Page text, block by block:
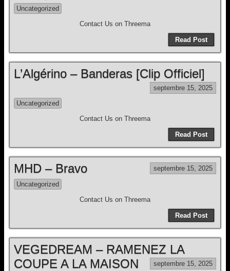
Uncategorized
Contact Us on Threema
Read Post
L’Algérino – Banderas [Clip Officiel]
septembre 15, 2025
Uncategorized
Contact Us on Threema
Read Post
MHD – Bravo septembre 15, 2025
Uncategorized
Contact Us on Threema
Read Post
VEGEDREAM – RAMENEZ LA
COUPE A LA MAISON
septembre 15, 2025